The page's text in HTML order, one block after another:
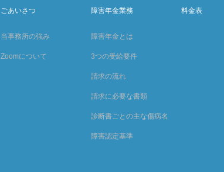
ごあいさつ
当事務所の強み
Zoomについて
障害年金業務
障害年金とは
3つの受給要件
請求の流れ
請求に必要な書類
診断書ごとの主な傷病名
障害認定基準
料金表